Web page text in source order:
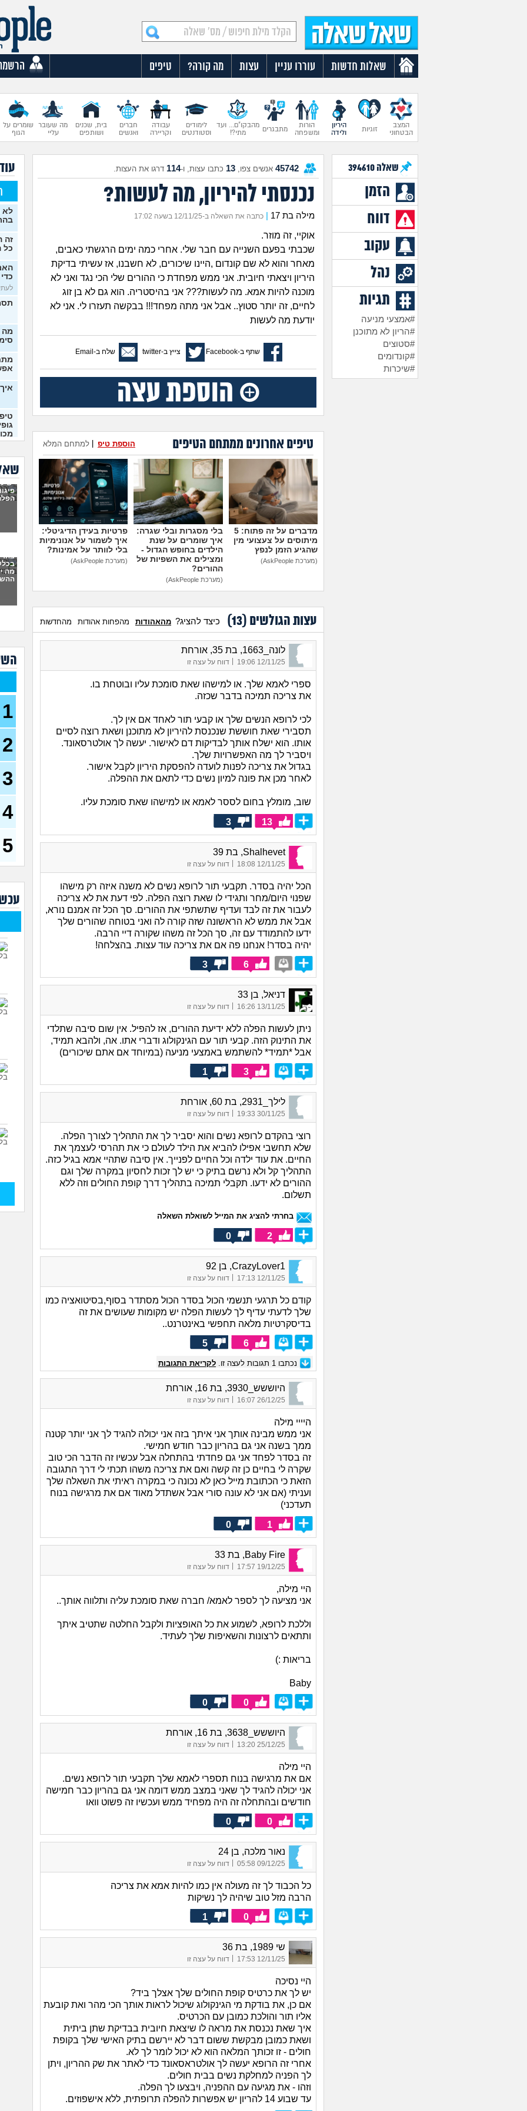
שאלות חדשות עוררו עניין עצות מה קורה? טיפים
המצב
הבטחוני
זוגיות
היריון
ולידה
הורות
ומשפחה
מתבגרים
מהבקו"ם... ועד
מתי?!
לימודים
וסטודנטים
עבודה
וקריירה
חברים
ואנשים
בית, שכנים
ושותפים
מה שעובר
עליי
שומרים על
הגוף
שאלה394610
הזמן
דווח
עקוב
נהל
תגיות
#אמצעי מניעה
#הריון לא מתוכנן
#סטוצים
#קונדומים
#שיכרות
45742 אנשים צפו, 13 כתבו עצות, ו-114 דרגו את העצות.
נכנסתי להיריון, מה לעשות?
מילה בת 17 כתבה את השאלה ב-12/11/25 בשעה 17:02
אוקיי, זה מוזר.
שכבתי בפעם השנייה עם חבר שלי. אחרי כמה ימים הרגשתי כאבים,
מאחר והוא לא שם קונדום ,היינו שיכורים, לא חשבנו, אז עשיתי בדיקת
היריון ויצאתי חיובית. אני ממש מפחדת כי ההורים שלי הכי נגד ואני לא
מוכנה להיות אמא. מה לעשות??? אני בהיסטריה. הוא גם לא בן זוג
לחיים, זה יותר סטוץ.. אבל אני מתה מפחד!!! בבקשה תעזרו לי. אני לא
יודעת מה לעשות
שתף ב-Facebook צייץ ב-twitter שלח ב-Email
טיפים אחרונים ממתחם הטיפים למתחם המלא הוספת טיפ
מדברים על זה פתוח: 5
מיתוסים על צעצועי מין
שהגיע הזמן לנפץ
(מערכת AskPeople)
בלי מסגרות ובלי שגרה:
איך שומרים על שנת
הילדים בחופש הגדול -
ומצילים את השפיות של
ההורים?
(מערכת AskPeople)
פרטיות בעידן הדיגיטלי:
איך לשמור על אנונימיות
בלי לוותר על אמינות?
(מערכת AskPeople)
עצות הגולשים (13
) כיצד להציג? מהאהודות מהפחות אהודות מהחדשות
לונה_1663, בת 35, אורחת
12/11/25 19:06 דווח על עצה זו
ספרי לאמא שלך. או למישהו שאת סומכת עליו ובוטחת בו.
את צריכה תמיכה בדבר שכזה.
לכי לרופא הנשים שלך או קבעי תור לאחד אם אין לך.
תסבירי שאת חוששת שנכנסת להיריון לא מתוכנן ושאת רוצה לסיים
אותו. הוא ישלח אותך לבדיקות דם לאישור. יעשה לך אולטרסאונד.
ויסביר לך מה האפשרויות שלך.
בגדול את צריכה לפנות לועדה להפסקת היריון לקבל אישור.
לאחר מכן את פונה למיון נשים כדי לתאם את ההפלה.
שוב, מומלץ בחום לססר לאמא או למישהו שאת סומכת עליו.
13
3
Shalhevet, בת 39
12/11/25 18:08
| דווח על עצה זו
הכל יהיה בסדר. תקבעי תור לרופא נשים לא משנה איזה רק מישהו
שפנוי היום/מחר ותגידי לו שאת רוצה הפלה. לפי דעת את לא צריכה
לעבור את זה לבד ועדיף שתשתפי את ההורים. סך הכל זה אמנם נורא,
אבל את ממש לא הראשונה שזה קורה לה ואני בטוחה שהורים שלך
ידעו להתמודד עם זה, סך הכל זה משהו שקורה דיי הרבה.
יהיה בסדר! אנחנו פה אם את צריכה עוד עצות. בהצלחה!
6
3
דניאל, בן 33
13/11/25 16:26 דווח על עצה זו
ניתן לעשות הפלה ללא ידיעת ההורים, אז להפיל. אין שום סיבה שתלדי
את התינוק הזה. קבעי תור עם הגינקולוג ודברי אתו. אה, ולהבא תמיד,
אבל *תמיד* להשתמש באמצעי מניעה (במיוחד אם אתם שיכורים)
3
1
לילך_2931, בת 60, אורחת
30/11/25 19:33 דווח על עצה זו
רוצי בהקדם לרופא נשים והוא יסביר לך את התהליך לצורך הפלה.
שלא תחשבי אפילו להביא את הילד לעולם כי את תהרסי לעצמך את
החיים. את עוד ילדה וכל החיים לפנייך. אין סיבה שתהיי אמא בגיל כזה.
התהליך קל ולא נרשם בתיק כי יש לך זכות לחסיון במקרה שלך וגם
ההורים לא ידעו. תקבלי תמיכה בתהליך דרך קופת החולים וזה ללא
תשלום.
בחרתי להציג את המייל לשואלת השאלה
2
0
CrazyLover1, בן 92
12/11/25 17:13 דווח על עצה זו
קודם כל תרגעי תנשמי הכול בסדר הכול מסתדר בסוף,בסיטואציה כמו
שלך לדעתי עדיף לך לעשות הפלה יש מקומות שעושים את זה
בדיסקרטיות מלאה תחפשי באינטרנט..
6
5
נכתבו 1 תגובות לעצה זו. לקריאת התגובות
היוששש_3930, בת 16, אורחת
26/12/25 16:07 דווח על עצה זו
היייי מילה
אני ממש מבינה אותך אני איתך בזה אני יכולה להגיד לך אני יותר קטנה
ממך בשנה אני גם בהריון כבר חודש חמישי.
זה בסדר לפחד אני גם פחדתי בהתחלה אבל עכשיו זה הדבר הכי טוב
שקרה לי בחיים כן זה קשה ואם את צריכה משהו תכתי לי דרך התגובה
הזאת כי הכתובת מייל כאן לא נכונה כי במקרה ראיתי את השאלה שלך
ועניתי (אם אני לא עונה סורי אבל אשתדל מאוד אם את מרגישה בנוח
תעדכני)
1
0
Baby Fire, בת 33
19/12/25 17:57
| דווח על עצה זו
היי מילה,
אני מציעה לך לספר לאמא/ חברה שאת סומכת עליה ותלווה אותך..
וללכת לרופא, לשמוע את כל האופציות ולקבל החלטה שתטיב איתך
ותתאים לרצונות והשאיפות שלך לעתיד.
בריאות :)
Baby
0
0
היוששש_3638, בת 16, אורחת
25/12/25 13:20 דווח על עצה זו
היי מילה
אם את מרגישה בנוח תספרי לאמא שלך תקבעי תור לרופא נשים.
אני יכולה להגיד לך שאני במצב ממש דומה אני גם בהריון כבר חמישה
חודשים ובהתחלה זה היה מפחיד ממש ועכשיו זה פשוט וואו
0
0
נאור מלכה, בן 24
09/12/25 05:58 דווח על עצה זו
כל הכבוד לך זה מעולה אין כמו להיות אמא את צריכה
הרבה מזל טוב שיהיה לך נשיקות
0
1
שי 1989, בת 36
12/11/25 17:53 דווח על עצה זו
היי נסיכה
יש לך את כרטיס קופת החולים שלך אצלך ביד?
אם כן, את בודקת מי הגינקולוג שיכול לראות אותך הכי מהר ואת קובעת
אליו תור והולכת כמובן עם הכרטיס.
איך שאת נכנסת את מראה לו שיצאת חיובית בבדיקת שתן ביתית
ושאת כמובן מבקשת ששום דבר לא יירשם בתיק האישי שלך בקופת
חולים - זו זכותך המלאה הוא לא יכול לומר לך לא.
אחרי זה הרופא יעשה לך אולטראסאונד כדי לאתר את שק ההריון, ויתן
לך הפניה למחלקת נשים בבית חולים.
וזהו - את מגיעה עם ההפניה, ויבצעו לך הפלה.
עד שבוע 14 להריון יש אפשרות להפלה תרופתית, ללא אישפוזים.
לא
זה
כל
מה
זה
לא
מה
בן 18)
אם
מה
יש
מה
1
2
3
4
5